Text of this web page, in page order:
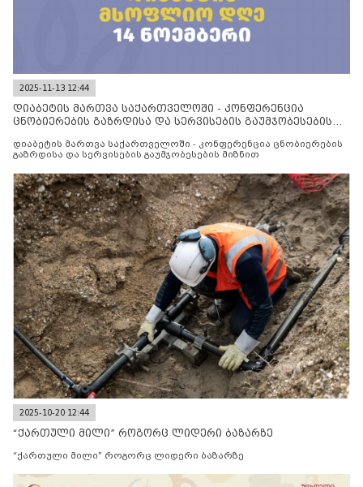
2025-11-13 12:44
დიაბეტის მართვა საქართველოში - კონფერენცია
ცნობიერების გაზრდისა და სერვისების გაუმჯობესების
დიაბეტის მართვა საქართველოში - კონფერენცია ცნობიერების
გაზრდისა და სერვისების გაუმჯობესების მიზნით
2025-10-20 12:44
“ქართული მილი” როგორც ლიდერი ბაზარზე
“ქართული მილი” როგორც ლიდერი ბაზარზე